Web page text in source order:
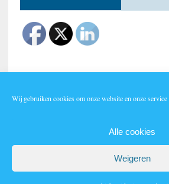
Wij gebruiken cookies om onze website en onze service
Alle cookies
Weigeren